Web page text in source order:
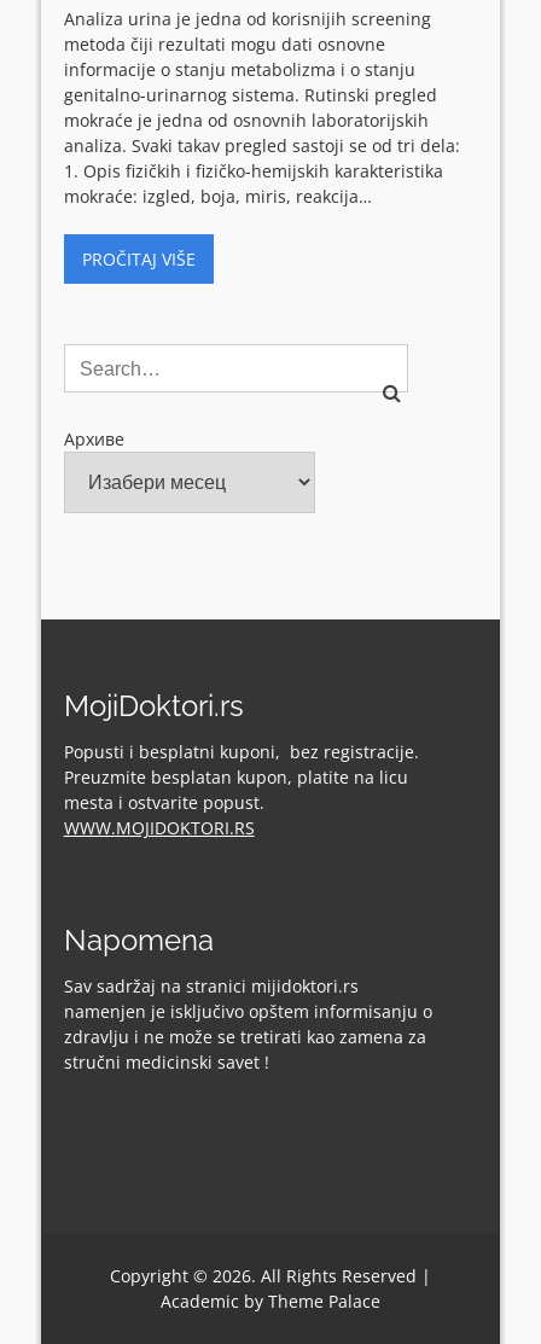
Analiza urina je jedna od korisnijih screening
metoda čiji rezultati mogu dati osnovne
informacije o stanju metabolizma i o stanju
genitalno-urinarnog sistema. Rutinski pregled
mokraće je jedna od osnovnih laboratorijskih
analiza. Svaki takav pregled sastoji se od tri dela:
1. Opis fizičkih i fizičko-hemijskih karakteristika
mokraće: izgled, boja, miris, reakcija…
PROČITAJ VIŠE
Архиве
MojiDoktori.rs
Popusti i besplatni kuponi, bez registracije.
Preuzmite besplatan kupon, platite na licu
mesta i ostvarite popust.
WWW.MOJIDOKTORI.RS
Napomena
Sav sadržaj na stranici mijidoktori.rs
namenjen je isključivo opštem informisanju o
zdravlju i ne može se tretirati kao zamena za
stručni medicinski savet !
Copyright © 2026. All Rights Reserved |
Academic by Theme Palace